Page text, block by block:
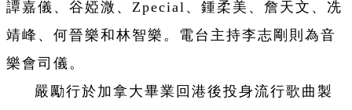
譚嘉儀、谷婭溦、Zpecial、鍾柔美、詹天文、冼
靖峰、何晉樂和林智樂。電台主持李志剛則為音
樂會司儀。
嚴勵行於加拿大畢業回港後投身流行歌曲製